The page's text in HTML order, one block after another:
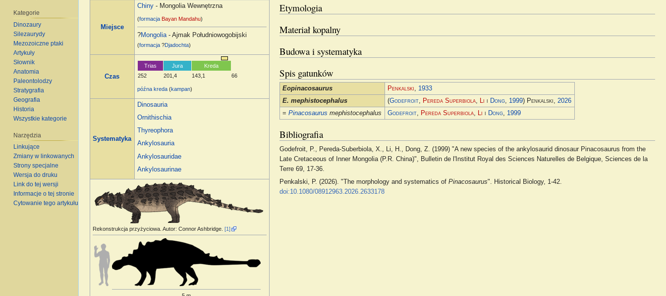
Miejsce
Chiny - Mongolia Wewnętrzna
(formacja Bayan Mandahu)
?Mongolia- Ajmak Południowogobijski
(formacja ?Djadochta)
Czas
Trias
252
Jura
201,4
Kreda
143,1
66
późna kreda (kampan)
Systematyka
Dinosauria
Ornithischia
Thyreophora
Ankylosauria
Ankylosauridae
Ankylosaurinae
Rekonstrukcja przyżyciowa. Autor: Connor Ashbridge.[1]
Etymologia
Materiał kopalny
Budowa i systematyka
Spis gatunków
Eopinacosaurus Penkalski
1933
E. mephistocephalus
(Godefroit Pereda Superbiola Li i Dong 1999) Penkalski
2026
=Pinacosaurus mephistocephalus Godefroit Pereda Superbiola Li i Dong 1999
Bibliografia
Godefroit, P., Pereda-Suberbiola, X., Li, H., Dong, Z. (1999) "A new species of the ankylosaurid dinosaur Pinacosaurus from the
Late Cretaceous of Inner Mongolia (P.R. China)", Bulletin de l'Institut Royal des Sciences Naturelles de Belgique, Sciences de la
Terre 69, 17-36.
Penkalski, P. (2026). "The morphology and systematics of Pinacosaurus". Historical Biology, 1-42.
doi:10.1080/08912963.2026.2633178
Kategorie
Dinozaury
Silezaurydy
Mezozoiczne ptaki
Artykuły
Słownik
Anatomia
Paleontolodzy
Stratygrafia
Geografia
Historia
Wszystkie kategorie
Narzędzia
Linkujące
Zmiany w linkowanych
Strony specjalne
Wersja do druku
Link do tej wersji
Informacje o tej stronie
Cytowanie tego artykułu